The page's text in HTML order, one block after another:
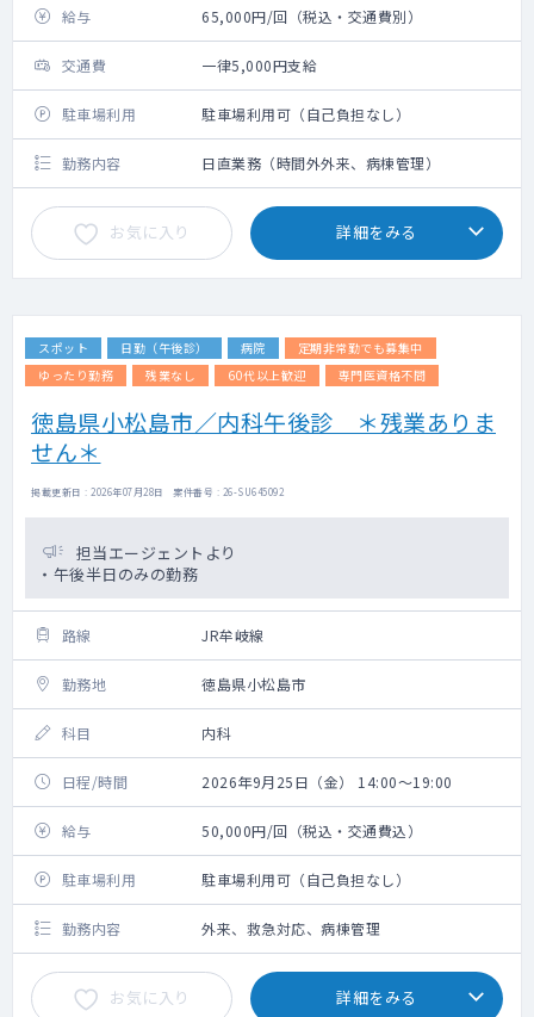
給与 65,000円/回（税込・交通費別）
交通費 一律5,000円支給
駐車場利用 駐車場利用可（自己負担なし）
勤務内容 日直業務（時間外外来、病棟管理）
お気に入り 詳細をみる
スポット 日勤（午後診） 病院
定期非常勤でも募集中
ゆったり勤務
残業なし 60代以上歓迎 専門医資格不問
徳島県小松島市／内科午後診 ＊残業ありま
せん＊
掲載更新日 : 2026年07月28日 案件番号 : 26-SU645092
担当エージェントより
・午後半日のみの勤務
路線 JR牟岐線
勤務地 徳島県小松島市
科目 内科
日程/時間 2026年9月25日（金） 14:00～19:00
給与 50,000円/回（税込・交通費込）
駐車場利用 駐車場利用可（自己負担なし）
勤務内容 外来、救急対応、病棟管理
お気に入り 詳細をみる